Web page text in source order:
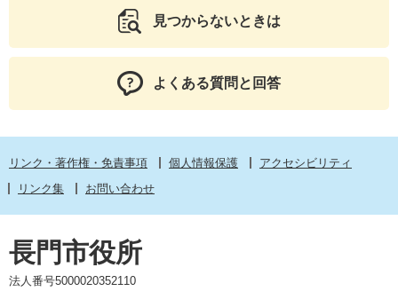
見つからないときは
よくある質問と回答
リンク・著作権・免責事項 個人情報保護
アクセシビリティ
リンク集
お問い合わせ
長門市役所
法人番号5000020352110